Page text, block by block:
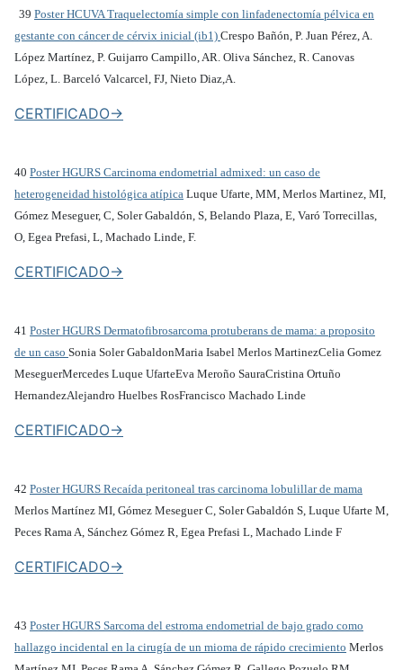
39 Poster HCUVA Traquelectomía simple con linfadenectomía pélvica en
gestante con cáncer de cérvix inicial (ib1) Crespo Bañón, P. Juan Pérez, A.
López Martínez, P. Guijarro Campillo, AR. Oliva Sánchez, R. Canovas
López, L. Barceló Valcarcel, FJ, Nieto Diaz,A.
CERTIFICADO->
40 Poster HGURS Carcinoma endometrial admixed: un caso de
heterogeneidad histológica atípica Luque Ufarte, MM, Merlos Martinez, MI,
Gómez Meseguer, C, Soler Gabaldón, S, Belando Plaza, E, Varó Torrecillas,
O, Egea Prefasi, L, Machado Linde, F.
CERTIFICADO->
41 Poster HGURS Dermatofibrosarcoma protuberans de mama: a proposito
de un caso Sonia Soler GabaldonMaria Isabel Merlos MartinezCelia Gomez
MeseguerMercedes Luque UfarteEva Meroño SauraCristina Ortuño
HernandezAlejandro Huelbes RosFrancisco Machado Linde
CERTIFICADO->
42 Poster HGURS Recaída peritoneal tras carcinoma lobulillar de mama
Merlos Martínez MI, Gómez Meseguer C, Soler Gabaldón S, Luque Ufarte M,
Peces Rama A, Sánchez Gómez R, Egea Prefasi L, Machado Linde F
CERTIFICADO->
43 Poster HGURS Sarcoma del estroma endometrial de bajo grado como
hallazgo incidental en la cirugía de un mioma de rápido crecimiento Merlos